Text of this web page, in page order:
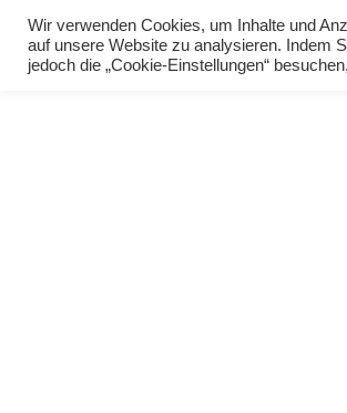
Wir verwenden Cookies, um Inhalte und
auf unsere Website zu analysieren. Indem
jedoch die „Cookie-Einstellungen“